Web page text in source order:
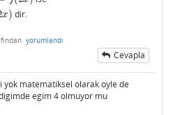
x) dir.
yorumlandı
Cevapla
matematiksel olarak oyle de
egim 4 olmuyor mu